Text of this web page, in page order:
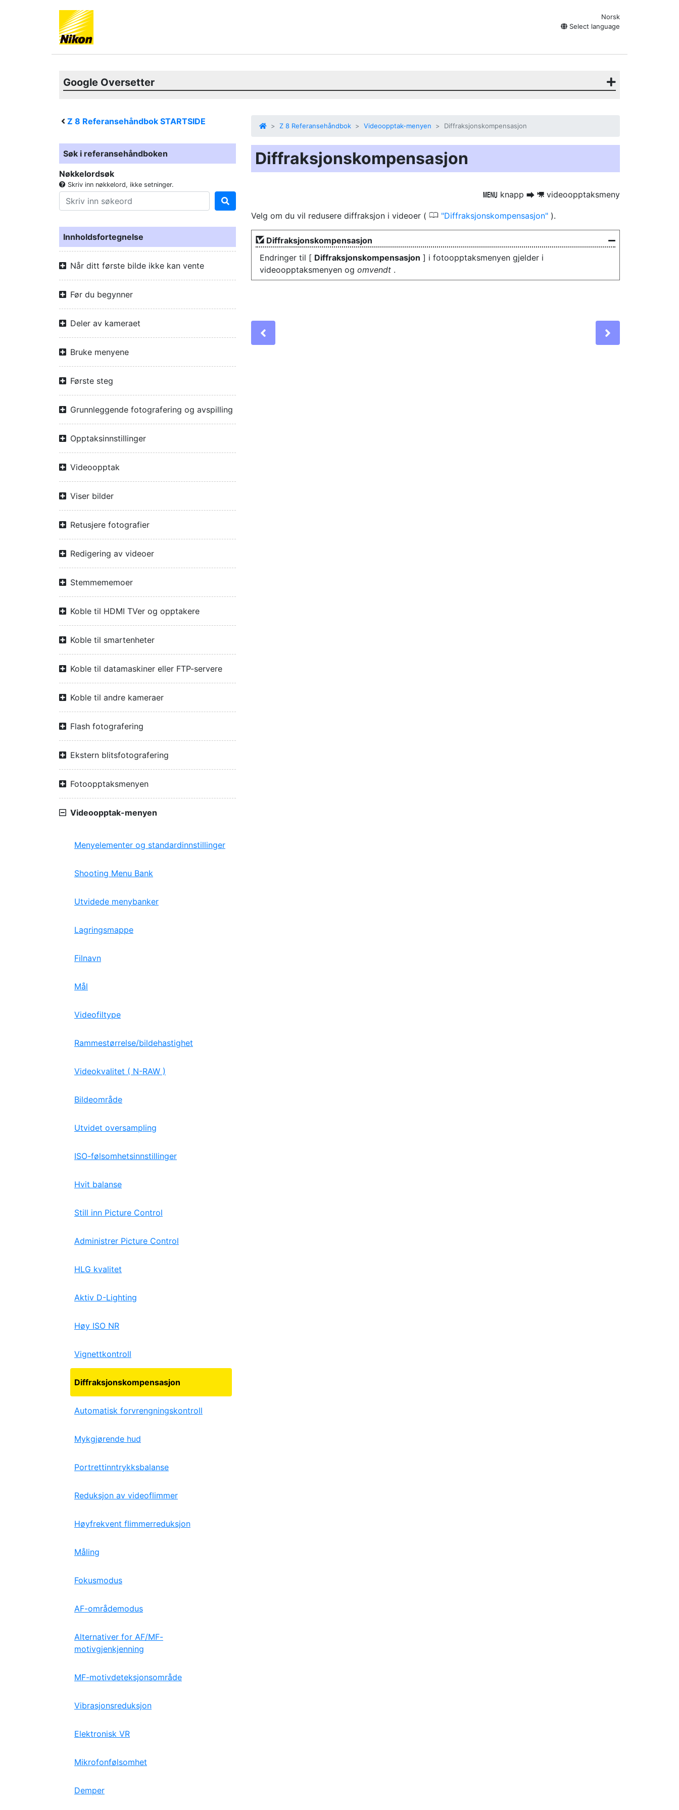
Norsk
Select language
Google Oversetter
Z 8 Referansehåndbok STARTSIDE
Søk i referansehåndboken
Nøkkelordsøk
Skriv inn nøkkelord, ikke setninger.
Innholdsfortegnelse
Når ditt første bilde ikke kan vente
Før du begynner
Deler av kameraet
Bruke menyene
Første steg
Grunnleggende fotografering og avspilling
Opptaksinnstillinger
Videoopptak
Viser bilder
Retusjere fotografier
Redigering av videoer
Stemmememoer
Koble til HDMI TVer og opptakere
Koble til smartenheter
Koble til datamaskiner eller FTP-servere
Koble til andre kameraer
Flash fotografering
Ekstern blitsfotografering
Fotoopptaksmenyen
Videoopptak-menyen
Menyelementer og standardinnstillinger
Shooting Menu Bank
Utvidede menybanker
Lagringsmappe
Filnavn
Mål
Videofiltype
Rammestørrelse/bildehastighet
Videokvalitet ( N-RAW )
Bildeområde
Utvidet oversampling
ISO-følsomhetsinnstillinger
Hvit balanse
Still inn Picture Control
Administrer Picture Control
HLG kvalitet
Aktiv D-Lighting
Høy ISO NR
Vignettkontroll
Diffraksjonskompensasjon
Automatisk forvrengningskontroll
Mykgjørende hud
Portrettinntrykksbalanse
Reduksjon av videoflimmer
Høyfrekvent flimmerreduksjon
Måling
Fokusmodus
AF-områdemodus
Alternativer for AF/MF-
motivgjenkjenning
MF-motivdeteksjonsområde
Vibrasjonsreduksjon
Elektronisk VR
Mikrofonfølsomhet
Demper
Z 8 Referansehåndbok Videoopptak-menyen Diffraksjonskompensasjon
Diffraksjonskompensasjon
G knapp U 1 videoopptaksmeny
Velg om du vil redusere diffraksjon i videoer ( 0 Diffraksjonskompensasjon ).
Diffraksjonskompensasjon
Endringer til [ Diffraksjonskompensasjon ] i fotoopptaksmenyen gjelder i
videoopptaksmenyen og omvendt .